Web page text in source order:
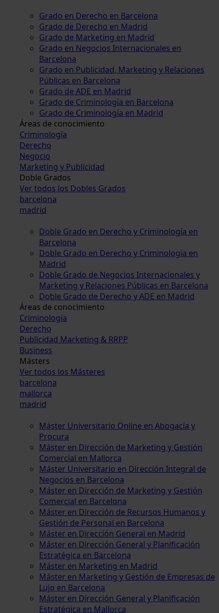
Grado en Derecho en Barcelona
Grado de Derecho en Madrid
Grado de Marketing en Madrid
Grado en Negocios Internacionales en
Barcelona
Grado en Publicidad, Marketing y Relaciones
Públicas en Barcelona
Grado de ADE en Madrid
Grado de Criminología en Barcelona
Grado de Criminología en Madrid
Áreas de conocimiento
Criminología
Derecho
Negocio
Marketing y Publicidad
Doble Grados
Ver todos los Dobles Grados
barcelona
madrid
Doble Grado en Derecho y Criminología en
Barcelona
Doble Grado en Derecho y Criminología en
Madrid
Doble Grado de Negocios Internacionales y
Marketing y Relaciones Públicas en Barcelona
Doble Grado de Derecho y ADE en Madrid
Áreas de conocimiento
Criminología
Derecho
Publicidad Marketing & RRPP
Business
Másters
Ver todos los Másteres
barcelona
mallorca
madrid
Máster Universitario Online en Abogacía y
Procura
Máster en Dirección de Marketing y Gestión
Comercial en Mallorca
Máster Universitario en Dirección Integral de
Negocios en Barcelona
Máster en Dirección de Marketing y Gestión
Comercial en Barcelona
Máster en Dirección de Recursos Humanos y
Gestión de Personal en Barcelona
Máster en Dirección General en Madrid
Máster en Dirección General y Planificación
Estratégica en Barcelona
Máster en Marketing en Madrid
Máster en Marketing y Gestión de Empresas de
Lujo en Barcelona
Máster en Dirección General y Planificación
Estratégica en Mallorca